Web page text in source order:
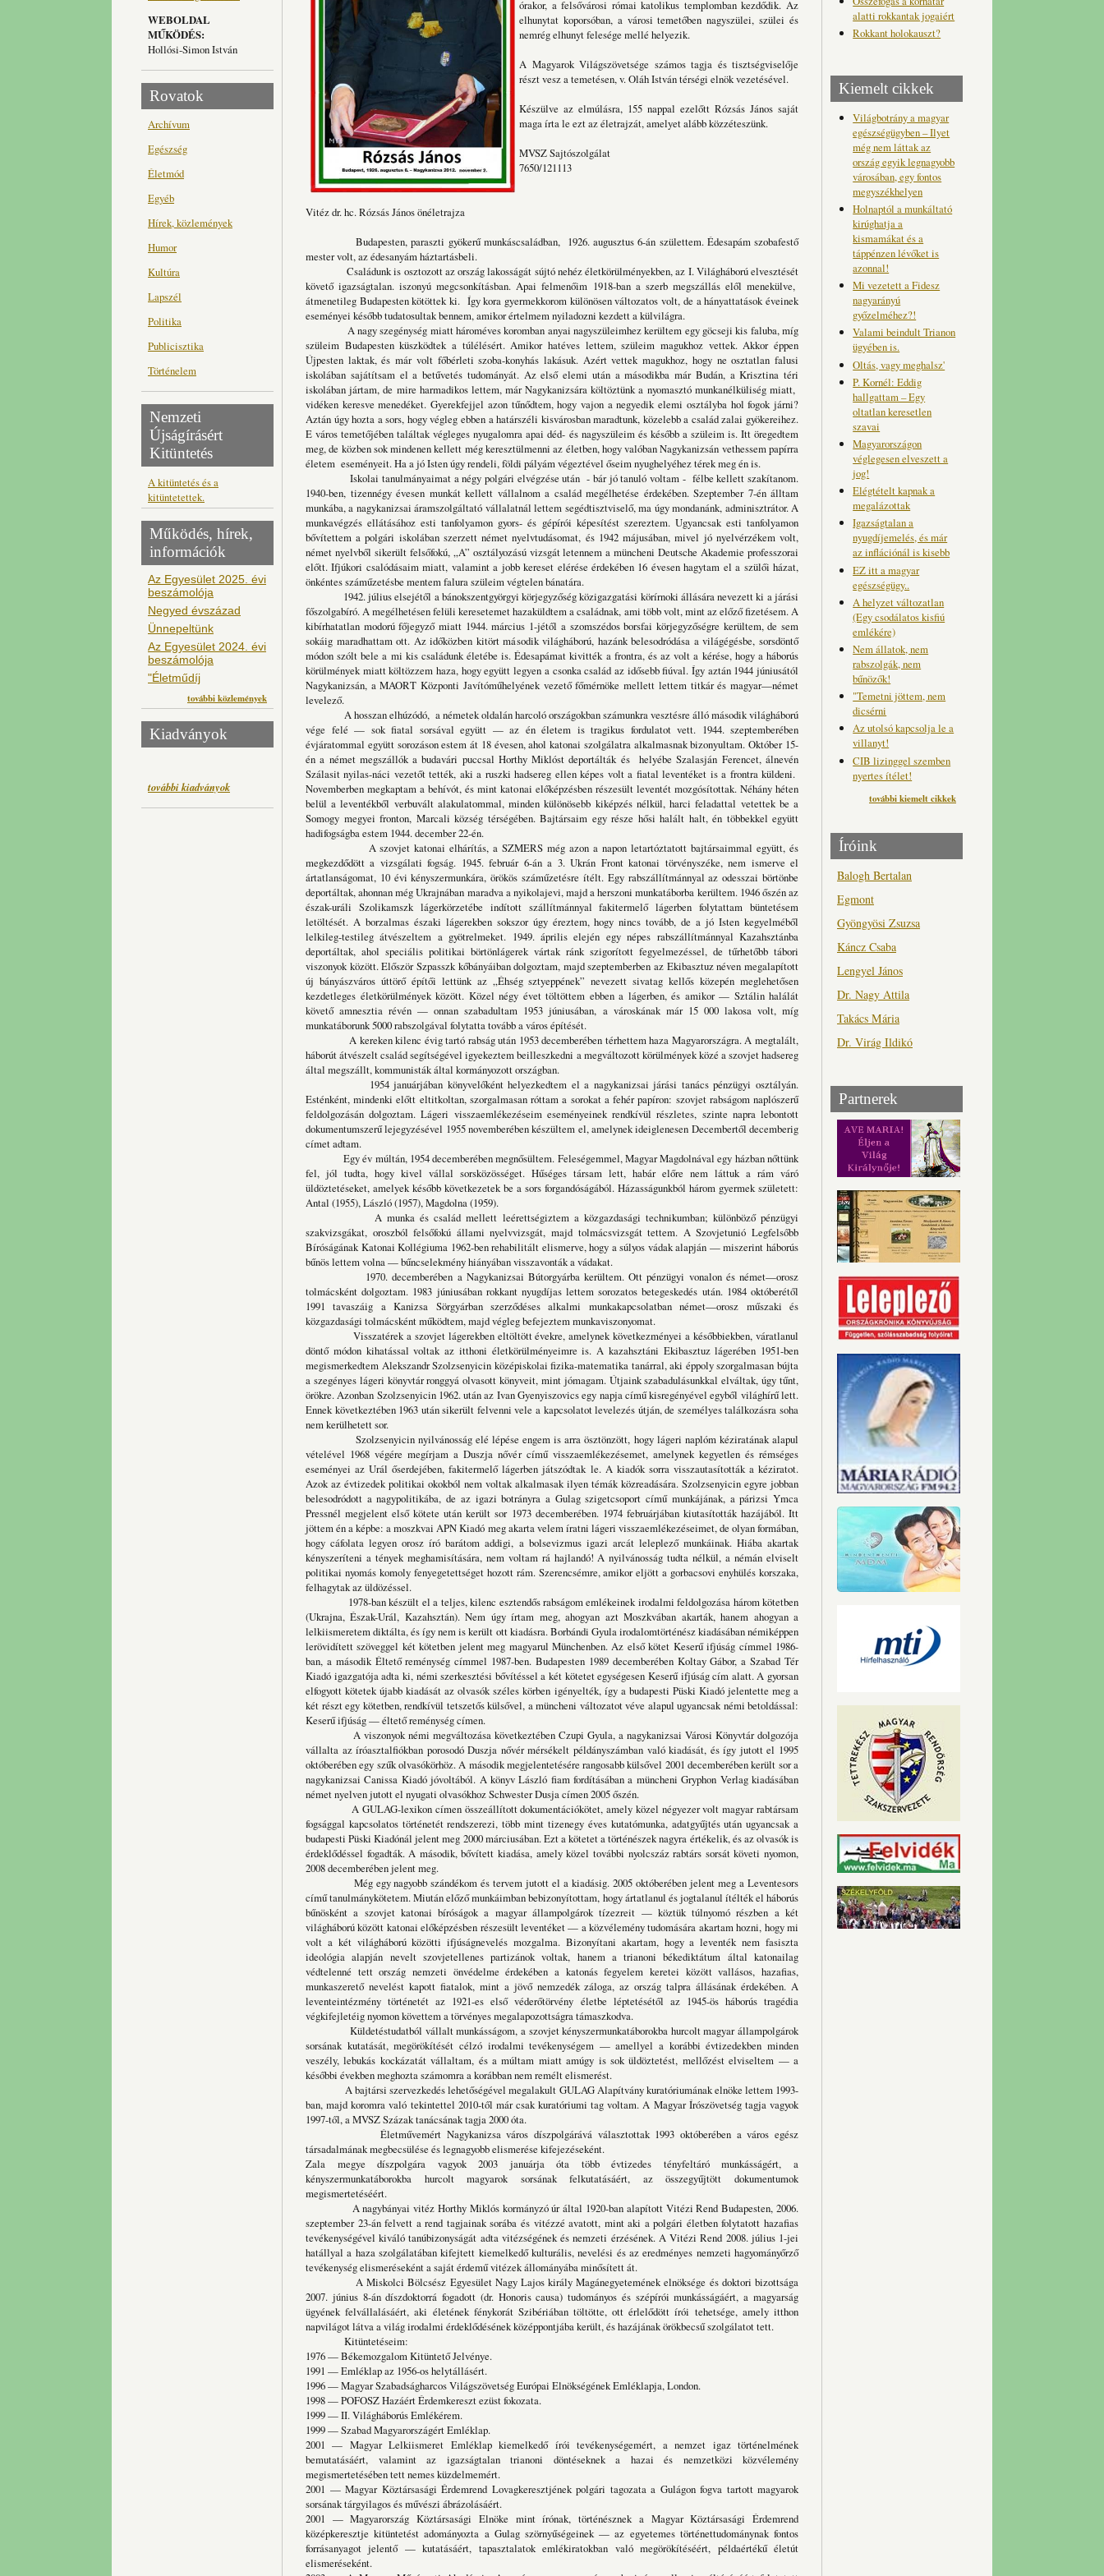
WEBOLDAL
MŰKÖDÉS:
Hollósi-Simon István
Rovatok
Archívum
Egészség
Életmód
Egyéb
Hírek, közlemények
Humor
Kultúra
Lapszél
Politika
Publicisztika
Történelem
Nemzeti
Újságírásért
Kitüntetés
A kitüntetés és a
kitüntetettek.
Működés, hírek,
információk
Az Egyesület 2025. évi
beszámolója
Negyed évszázad
Ünnepeltünk
Az Egyesület 2024. évi
beszámolója
"Életműdíj
további közlemények
Kiadványok
további kiadványok
órakor, a felsővárosi római katolikus templomban kezdődik. Az
elhunytat koporsóban, a városi temetőben nagyszülei, szülei és
nemrég elhunyt felesége mellé helyezik.
A Magyarok Világszövetsége számos tagja és tisztségviselője
részt vesz a temetésen, v. Oláh István térségi elnök vezetésével.
Készülve az elmúlásra, 155 nappal ezelőtt Rózsás János saját
maga írta le ezt az életrajzát, amelyet alább közzéteszünk.
MVSZ Sajtószolgálat
7650/121113
Vitéz dr. hc. Rózsás János önéletrajza
Budapesten, paraszti gyökerű munkáscsaládban, 1926. augusztus 6-án születtem. Édesapám szobafestő
mester volt, az édesanyám háztartásbeli.
Családunk is osztozott az ország lakosságát sújtó nehéz életkörülményekben, az I. Világháború elvesztését
követő igazságtalan. iszonyú megcsonkításban. Apai felmenőim 1918-ban a szerb megszállás elől menekülve,
átmenetileg Budapesten kötöttek ki. Így kora gyermekkorom különösen változatos volt, de a hányattatások éveinek
eseményei később tudatosultak bennem, amikor értelmem nyiladozni kezdett a külvilágra.
A nagy szegénység miatt hároméves koromban anyai nagyszüleimhez kerültem egy göcseji kis faluba, míg
szüleim Budapesten küszködtek a túlélésért. Amikor hatéves lettem, szüleim magukhoz vettek. Akkor éppen
Újpesten laktak, és már volt főbérleti szoba-konyhás lakásuk. Azért vettek magukhoz, hogy ne osztatlan falusi
iskolában sajátítsam el a betűvetés tudományát. Az első elemi után a másodikba már Budán, a Krisztina téri
iskolában jártam, de mire harmadikos lettem, már Nagykanizsára költöztünk a nyomasztó munkanélküliség miatt,
vidéken keresve menedéket. Gyerekfejjel azon tűnődtem, hogy vajon a negyedik elemi osztályba hol fogok járni?
Aztán úgy hozta a sors, hogy végleg ebben a határszéli kisvárosban maradtunk, közelebb a család zalai gyökereihez.
E város temetőjében találtak végleges nyugalomra apai déd- és nagyszüleim és később a szüleim is. Itt öregedtem
meg, de közben sok mindenen kellett még keresztülmenni az életben, hogy valóban Nagykanizsán vethessem papírra
életem eseményeit. Ha a jó Isten úgy rendeli, földi pályám végeztével őseim nyughelyéhez térek meg én is.
Iskolai tanulmányaimat a négy polgári elvégzése után - bár jó tanuló voltam - félbe kellett szakítanom.
1940-ben, tizennégy évesen munkát kellett vállalnom a család megélhetése érdekében. Szeptember 7-én álltam
munkába, a nagykanizsai áramszolgáltató vállalatnál lettem segédtisztviselő, ma úgy mondanánk, adminisztrátor. A
munkavégzés ellátásához esti tanfolyamon gyors- és gépírói képesítést szereztem. Ugyancsak esti tanfolyamon
bővítettem a polgári iskolában szerzett német nyelvtudásomat, és 1942 májusában, mivel jó nyelvérzékem volt,
német nyelvből sikerült felsőfokú, „A” osztályozású vizsgát letennem a müncheni Deutsche Akademie professzorai
előtt. Ifjúkori csalódásaim miatt, valamint a jobb kereset elérése érdekében 16 évesen hagytam el a szülői házat,
önkéntes száműzetésbe mentem falura szüleim végtelen bánatára.
1942. július elsejétől a bánokszentgyörgyi körjegyzőség közigazgatási körírnoki állására nevezett ki a járási
főszolgabíró. A megélhetésen felüli keresetemet hazaküldtem a családnak, ami több volt, mint az előző fizetésem. A
kibírhatatlan modorú főjegyző miatt 1944. március 1-jétől a szomszédos borsfai körjegyzőségre kerültem, de sem
sokáig maradhattam ott. Az időközben kitört második világháború, hazánk belesodródása a világégésbe, sorsdöntő
módon szólt bele a mi kis családunk életébe is. Édesapámat kivitték a frontra, és az volt a kérése, hogy a háborús
körülmények miatt költözzem haza, hogy együtt legyen a csonka család az idősebb fiúval. Így aztán 1944 júniusától
Nagykanizsán, a MAORT Központi Javítóműhelyének vezető főmérnöke mellett lettem titkár és magyar—német
levelező.
A hosszan elhúzódó, a németek oldalán harcoló országokban számunkra vesztésre álló második világháború
vége felé — sok fiatal sorsával együtt — az én életem is tragikus fordulatot vett. 1944. szeptemberében
évjáratommal együtt sorozáson estem át 18 évesen, ahol katonai szolgálatra alkalmasnak bizonyultam. Október 15-
én a német megszállók a budavári puccsal Horthy Miklóst deportálták és helyébe Szalasján Ferencet, álnevén
Szálasit nyilas-náci vezetőt tették, aki a ruszki hadsereg ellen képes volt a fiatal leventéket is a frontra küldeni.
Novemberben megkaptam a behívót, és mint katonai előképzésben részesült leventét mozgósítottak. Néhány héten
belül a leventékből verbuvált alakulatommal, minden különösebb kiképzés nélkül, harci feladattal vetettek be a
Somogy megyei fronton, Marcali község térségében. Bajtársaim egy része hősi halált halt, én többekkel együtt
hadifogságba estem 1944. december 22-én.
A szovjet katonai elhárítás, a SZMERS még azon a napon letartóztatott bajtársaimmal együtt, és
megkezdődött a vizsgálati fogság. 1945. február 6-án a 3. Ukrán Front katonai törvényszéke, nem ismerve el
ártatlanságomat, 10 évi kényszermunkára, örökös száműzetésre ítélt. Egy rabszállítmánnyal az odesszai börtönbe
deportáltak, ahonnan még Ukrajnában maradva a nyikolajevi, majd a herszoni munkatáborba kerültem. 1946 őszén az
észak-uráli Szolikamszk lágerkörzetébe indított szállítmánnyal fakitermelő lágerben folytattam büntetésem
letöltését. A borzalmas északi lágerekben sokszor úgy éreztem, hogy nincs tovább, de a jó Isten kegyelméből
lelkileg-testileg átvészeltem a gyötrelmeket. 1949. április elején egy népes rabszállítmánnyal Kazahsztánba
deportáltak, ahol speciális politikai börtönlágerek vártak ránk szigorított fegyelmezéssel, de tűrhetőbb tábori
viszonyok között. Először Szpasszk kőbányáiban dolgoztam, majd szeptemberben az Ekibasztuz néven megalapított
új bányászváros úttörő építői lettünk az „Éhség sztyeppének” nevezett sivatag kellős közepén meglehetősen
kezdetleges életkörülmények között. Közel négy évet töltöttem ebben a lágerben, és amikor — Sztálin halálát
követő amnesztia révén — onnan szabadultam 1953 júniusában, a városkának már 15 000 lakosa volt, míg
munkatáborunk 5000 rabszolgával folytatta tovább a város építését.
A kereken kilenc évig tartó rabság után 1953 decemberében térhettem haza Magyarországra. A megtalált,
háborút átvészelt család segítségével igyekeztem beilleszkedni a megváltozott körülmények közé a szovjet hadsereg
által megszállt, kommunisták által kormányozott országban.
1954 januárjában könyvelőként helyezkedtem el a nagykanizsai járási tanács pénzügyi osztályán.
Esténként, mindenki előtt eltitkoltan, szorgalmasan róttam a sorokat a fehér papíron: szovjet rabságom naplószerű
feldolgozásán dolgoztam. Lágeri visszaemlékezéseim eseményeinek rendkívül részletes, szinte napra lebontott
dokumentumszerű lejegyzésével 1955 novemberében készültem el, amelynek ideiglenesen Decembertől decemberig
címet adtam.
Egy év múltán, 1954 decemberében megnősültem. Feleségemmel, Magyar Magdolnával egy házban nőttünk
fel, jól tudta, hogy kivel vállal sorsközösséget. Hűséges társam lett, habár előre nem láttuk a rám váró
üldöztetéseket, amelyek később következetek be a sors forgandóságából. Házasságunkból három gyermek született:
Antal (1955), László (1957), Magdolna (1959).
A munka és család mellett leérettségiztem a közgazdasági technikumban; különböző pénzügyi
szakvizsgákat, oroszból felsőfokú állami nyelvvizsgát, majd tolmácsvizsgát tettem. A Szovjetunió Legfelsőbb
Bíróságának Katonai Kollégiuma 1962-ben rehabilitált elismerve, hogy a súlyos vádak alapján — miszerint háborús
bűnös lettem volna — bűncselekmény hiányában visszavonták a vádakat.
1970. decemberében a Nagykanizsai Bútorgyárba kerültem. Ott pénzügyi vonalon és német—orosz
tolmácsként dolgoztam. 1983 júniusában rokkant nyugdíjas lettem sorozatos betegeskedés után. 1984 októberétől
1991 tavaszáig a Kanizsa Sörgyárban szerződéses alkalmi munkakapcsolatban német—orosz műszaki és
közgazdasági tolmácsként működtem, majd végleg befejeztem munkaviszonyomat.
Visszatérek a szovjet lágerekben eltöltött évekre, amelynek következményei a későbbiekben, váratlanul
döntő módon kihatással voltak az itthoni életkörülményeimre is. A kazahsztáni Ekibasztuz lágerében 1951-ben
megismerkedtem Alekszandr Szolzsenyicin középiskolai fizika-matematika tanárral, aki éppoly szorgalmasan bújta
a szegényes lágeri könyvtár ronggyá olvasott könyveit, mint jómagam. Útjaink szabadulásunkkal elváltak, úgy tűnt,
örökre. Azonban Szolzsenyicin 1962. után az Ivan Gyenyiszovics egy napja című kisregényével egyből világhírű lett.
Ennek következtében 1963 után sikerült felvenni vele a kapcsolatot levelezés útján, de személyes találkozásra soha
nem kerülhetett sor.
Szolzsenyicin nyilvánosság elé lépése engem is arra ösztönzött, hogy lágeri naplóm kéziratának alapul
vételével 1968 végére megírjam a Duszja nővér című visszaemlékezésemet, amelynek kegyetlen és rémséges
eseményei az Urál őserdejében, fakitermelő lágerben játszódtak le. A kiadók sorra visszautasították a kéziratot.
Azok az évtizedek politikai okokból nem voltak alkalmasak ilyen témák közreadására. Szolzsenyicin egyre jobban
belesodródott a nagypolitikába, de az igazi botrányra a Gulag szigetcsoport című munkájának, a párizsi Ymca
Pressnél megjelent első kötete után került sor 1973 decemberében. 1974 februárjában kiutasították hazájából. Itt
jöttem én a képbe: a moszkvai APN Kiadó meg akarta velem íratni lágeri visszaemlékezéseimet, de olyan formában,
hogy cáfolata legyen orosz író barátom addigi, a bolsevizmus igazi arcát leleplező munkáinak. Hiába akartak
kényszeríteni a tények meghamisítására, nem voltam rá hajlandó! A nyilvánosság tudta nélkül, a némán elviselt
politikai nyomás komoly fenyegetettséget hozott rám. Szerencsémre, amikor eljött a gorbacsovi enyhülés korszaka,
felhagytak az üldözéssel.
1978-ban készült el a teljes, kilenc esztendős rabságom emlékeinek irodalmi feldolgozása három kötetben
(Ukrajna, Észak-Urál, Kazahsztán). Nem úgy írtam meg, ahogyan azt Moszkvában akarták, hanem ahogyan a
lelkiismeretem diktálta, és így nem is került ott kiadásra. Borbándi Gyula irodalomtörténész kiadásában némiképpen
lerövidített szöveggel két kötetben jelent meg magyarul Münchenben. Az első kötet Keserű ifjúság címmel 1986-
ban, a második Éltető reménység címmel 1987-ben. Budapesten 1989 decemberében Koltay Gábor, a Szabad Tér
Kiadó igazgatója adta ki, némi szerkesztési bővítéssel a két kötetet egységesen Keserű ifjúság cím alatt. A gyorsan
elfogyott kötetek újabb kiadását az olvasók széles körben igényelték, így a budapesti Püski Kiadó jelentette meg a
két részt egy kötetben, rendkívül tetszetős külsővel, a müncheni változatot véve alapul ugyancsak némi betoldással:
Keserű ifjúság — éltető reménység címen.
A viszonyok némi megváltozása következtében Czupi Gyula, a nagykanizsai Városi Könyvtár dolgozója
vállalta az íróasztalfiókban porosodó Duszja nővér mérsékelt példányszámban való kiadását, és így jutott el 1995
októberében egy szűk olvasókörhöz. A második megjelentetésére rangosabb külsővel 2001 decemberében került sor a
nagykanizsai Canissa Kiadó jóvoltából. A könyv László fiam fordításában a müncheni Gryphon Verlag kiadásában
német nyelven jutott el nyugati olvasókhoz Schwester Dusja címen 2005 őszén.
A GULAG-lexikon címen összeállított dokumentációkötet, amely közel négyezer volt magyar rabtársam
fogsággal kapcsolatos történetét rendszerezi, több mint tizenegy éves kutatómunka, adatgyűjtés után ugyancsak a
budapesti Püski Kiadónál jelent meg 2000 márciusában. Ezt a kötetet a történészek nagyra értékelik, és az olvasók is
érdeklődéssel fogadták. A második, bővített kiadása, amely közel további nyolcszáz rabtárs sorsát követi nyomon,
2008 decemberében jelent meg.
Még egy nagyobb szándékom és tervem jutott el a kiadásig. 2005 októberében jelent meg a Leventesors
című tanulmánykötetem. Miután előző munkáimban bebizonyítottam, hogy ártatlanul és jogtalanul ítélték el háborús
bűnösként a szovjet katonai bíróságok a magyar állampolgárok tízezreit — köztük túlnyomó részben a két
világháború között katonai előképzésben részesült leventéket — a közvélemény tudomására akartam hozni, hogy mi
volt a két világháború közötti ifjúságnevelés mozgalma. Bizonyítani akartam, hogy a leventék nem fasiszta
ideológia alapján nevelt szovjetellenes partizánok voltak, hanem a trianoni békediktátum által katonailag
védtelenné tett ország nemzeti önvédelme érdekében a katonás fegyelem keretei között vallásos, hazafias,
munkaszerető nevelést kapott fiatalok, mint a jövő nemzedék záloga, az ország talpra állásának érdekében. A
leventeintézmény történetét az 1921-es első véderőtörvény életbe léptetésétől az 1945-ös háborús tragédia
végkifejletéig nyomon követtem a törvényes megalapozottságra támaszkodva.
Küldetéstudatból vállalt munkásságom, a szovjet kényszermunkatáborokba hurcolt magyar állampolgárok
sorsának kutatását, megörökítését célzó irodalmi tevékenységem — amellyel a korábbi évtizedekben minden
veszély, lebukás kockázatát vállaltam, és a múltam miatt amúgy is sok üldöztetést, mellőzést elviseltem — a
későbbi években meghozta számomra a korábban nem remélt elismerést.
A bajtársi szervezkedés lehetőségével megalakult GULAG Alapítvány kuratóriumának elnöke lettem 1993-
ban, majd koromra való tekintettel 2010-től már csak kuratóriumi tag voltam. A Magyar Írószövetség tagja vagyok
1997-től, a MVSZ Százak tanácsának tagja 2000 óta.
Életművemért Nagykanizsa város díszpolgárává választottak 1993 októberében a város egész
társadalmának megbecsülése és legnagyobb elismerése kifejezéseként.
Zala megye díszpolgára vagyok 2003 januárja óta több évtizedes tényfeltáró munkásságért, a
kényszermunkatáborokba hurcolt magyarok sorsának felkutatásáért, az összegyűjtött dokumentumok
megismertetéséért.
A nagybányai vitéz Horthy Miklós kormányzó úr által 1920-ban alapított Vitézi Rend Budapesten, 2006.
szeptember 23-án felvett a rend tagjainak sorába és vitézzé avatott, mint aki a polgári életben folytatott hazafias
tevékenységével kiváló tanúbizonyságát adta vitézségének és nemzeti érzésének. A Vitézi Rend 2008. július 1-jei
hatállyal a haza szolgálatában kifejtett kiemelkedő kulturális, nevelési és az eredményes nemzeti hagyományőrző
tevékenység elismeréseként a saját érdemű vitézek állományába minősített át.
A Miskolci Bölcsész Egyesület Nagy Lajos király Magánegyetemének elnöksége és doktori bizottsága
2007. június 8-án díszdoktorrá fogadott (dr. Honoris causa) tudományos és szépírói munkásságáért, a magyarság
ügyének felvállalásáért, aki életének fénykorát Szibériában töltötte, ott érlelődött írói tehetsége, amely itthon
napvilágot látva a világ irodalmi érdeklődésének középpontjába került, és hazájának örökbecsű szolgálatot tett.
Kitüntetéseim:
1976 — Békemozgalom Kitüntető Jelvénye.
1991 — Emléklap az 1956-os helytállásért.
1996 — Magyar Szabadságharcos Világszövetség Európai Elnökségének Emléklapja, London.
1998 — POFOSZ Hazáért Érdemkereszt ezüst fokozata.
1999 — II. Világháborús Emlékérem.
1999 — Szabad Magyarországért Emléklap.
2001 — Magyar Lelkiismeret Emléklap kiemelkedő írói tevékenységemért, a nemzet igaz történelmének
bemutatásáért, valamint az igazságtalan trianoni döntéseknek a hazai és nemzetközi közvélemény
megismertetésében tett nemes küzdelmemért.
2001 — Magyar Köztársasági Érdemrend Lovagkeresztjének polgári tagozata a Gulágon fogva tartott magyarok
sorsának tárgyilagos és művészi ábrázolásáért.
2001 — Magyarország Köztársasági Elnöke mint írónak, történésznek a Magyar Köztársasági Érdemrend
középkeresztje kitüntetést adományozta a Gulag szörnyűségeinek — az egyetemes történettudománynak fontos
forrásanyagot jelentő — kutatásáért, tapasztalatok emlékiratokban való megörökítéséért, példaértékű életút
elismeréseként.
alatti rokkantak jogaiért
Rokkant holokauszt?
Kiemelt cikkek
Világbotrány a magyar
egészségügyben – Ilyet
még nem láttak az
ország egyik legnagyobb
városában, egy fontos
megyszékhelyen
Holnaptól a munkáltató
kirúghatja a
kismamákat és a
táppénzen lévőket is
azonnal!
Mi vezetett a Fidesz
nagyarányú
győzelméhez?!
Valami beindult Trianon
ügyében is.
Oltás, vagy meghalsz'
P. Kornél: Eddig
hallgattam – Egy
oltatlan keresetlen
szavai
Magyarországon
véglegesen elveszett a
jog!
Elégtételt kapnak a
megalázottak
Igazságtalan a
nyugdíjemelés, és már
az inflációnál is kisebb
EZ itt a magyar
egészségügy..
A helyzet változatlan
(Egy csodálatos kisfiú
emlékére)
Nem állatok, nem
rabszolgák, nem
bűnözők!
"Temetni jöttem, nem
dicsérni
Az utolsó kapcsolja le a
villanyt!
CIB lizinggel szemben
nyertes ítélet!
további kiemelt cikkek
Íróink
Balogh Bertalan
Egmont
Gyöngyösi Zsuzsa
Káncz Csaba
Lengyel János
Dr. Nagy Attila
Takács Mária
Dr. Virág Ildikó
Partnerek